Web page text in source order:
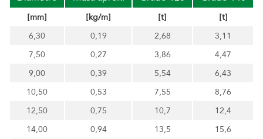
[mm] [kg/m] [t]
[t]
6,30
0,19 2,68
3,11
7,50
0,27 3,86
4,47
9,00
0,39 5,54
6,43
10,50
0,53 7,55
8,76
12,50
0,75 10,7
12,4
14,00
0,94 13,5
15,6